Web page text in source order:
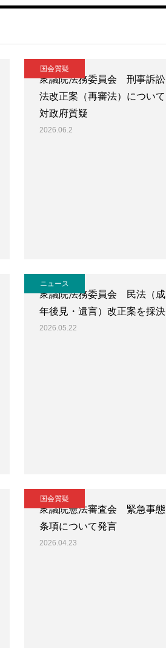
国会質疑
衆議院法務委員会 刑事訴訟
法改正案（再審法）について
対政府質疑
2026.06.2
ニュース
衆議院法務委員会 民法（成
年後見・遺言）改正案を採決
2026.05.22
国会質疑
衆議院憲法審査会 緊急事態
条項について発言
2026.04.23